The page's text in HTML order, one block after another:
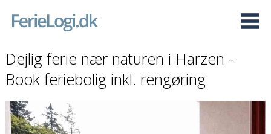
Dejlig ferie nær naturen i Harzen -
Book feriebolig inkl. rengøring